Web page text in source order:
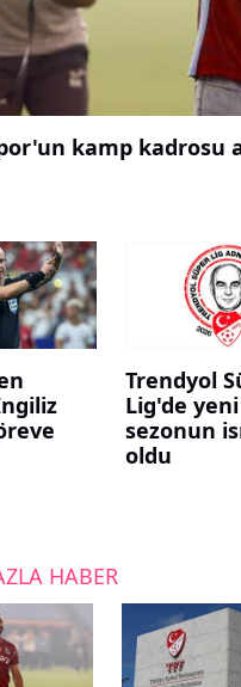
kamp kadrosu
Trendyol
Lig'de yeni
sezonun
oldu
HABER